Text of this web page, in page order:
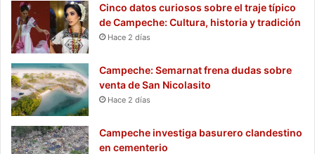
Cinco datos curiosos sobre el traje típico
de Campeche: Cultura, historia y tradición
Hace 2 días
Campeche: Semarnat frena dudas sobre
venta de San Nicolasito
Hace 2 días
Campeche investiga basurero clandestino
en cementerio